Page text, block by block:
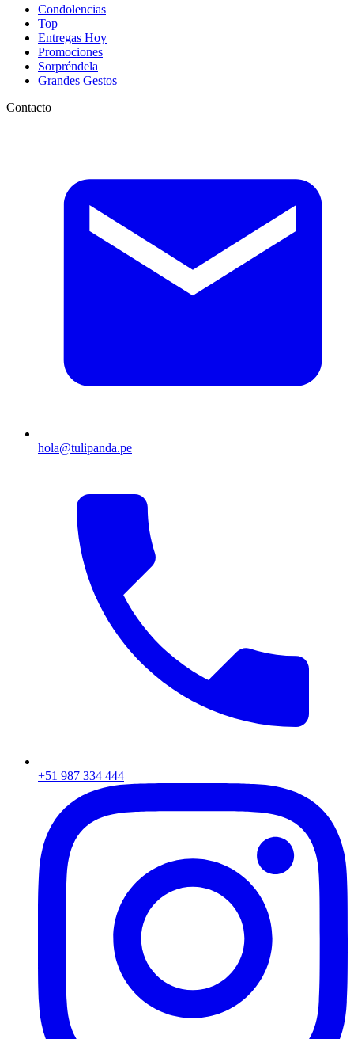
Condolencias
Top
Entregas Hoy
Promociones
Sorpréndela
Grandes Gestos
Contacto
hola@tulipanda.pe
+51 987 334 444